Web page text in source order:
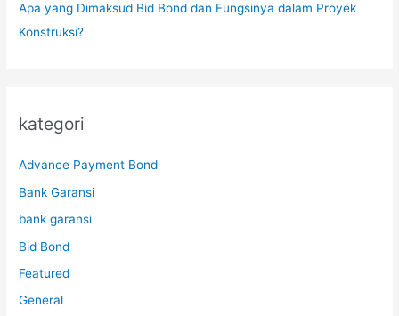
Apa yang Dimaksud Bid Bond dan Fungsinya dalam Proyek
Konstruksi?
kategori
Advance Payment Bond
Bank Garansi
bank garansi
Bid Bond
Featured
General